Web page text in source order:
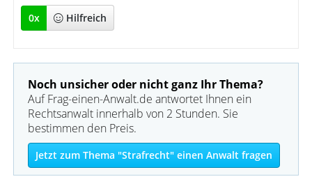
0x Hilfreich
Noch unsicher oder nicht ganz Ihr Thema?
Auf Frag-einen-Anwalt.de antwortet Ihnen ein
Rechtsanwalt innerhalb von 2 Stunden. Sie
bestimmen den Preis.
Jetzt zum Thema "Strafrecht" einen Anwalt fragen